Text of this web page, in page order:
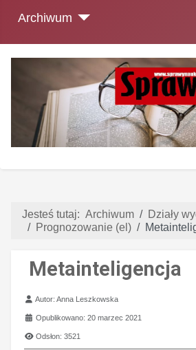
Archiwum
Jesteś tutaj: Archiwum
Działy
Prognozowanie (el)
Metainteligencja
Szczegóły
Autor:Anna Leszkowska
Opublikowano: 20 marzec 2021
Odsłon: 3521